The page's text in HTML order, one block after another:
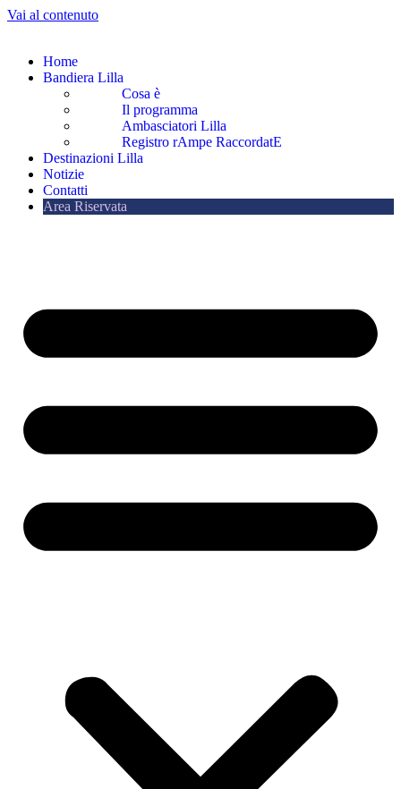
Vai al contenuto
Home
Bandiera Lilla
Cosa è
Il programma
Ambasciatori Lilla
Registro rAmpe RaccordatE
Destinazioni Lilla
Notizie
Contatti
Area Riservata